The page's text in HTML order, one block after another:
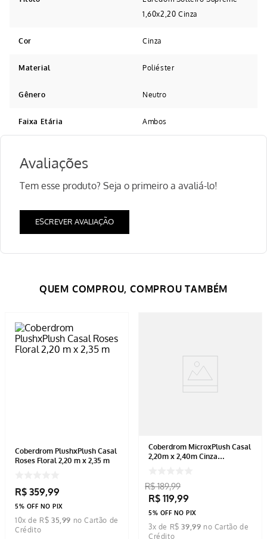
1,60x2,20 Cinza
Cor Cinza
Material Poliéster
Gênero Neutro
Faixa Etária Ambos
Avaliações
Tem esse produto? Seja o primeiro a avaliá-lo!
ESCREVER AVALIAÇÃO
Coberdrom PlushxPlush Casal
Roses Floral 2,20 m x 2,35 m
R$ 359,99
5% OFF NO PIX
10x de R$ 35 99
Coberdrom MicroxPlush Casal
2,20m x 2,40m Cinza
R$ 189,99
R$ 119,99
5% OFF NO PIX
3x de R$ 39 ,99